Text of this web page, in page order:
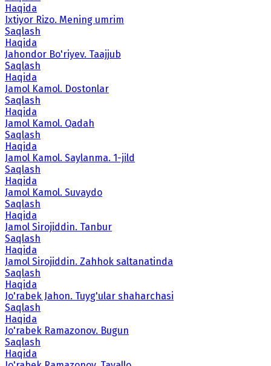
Haqida
Ixtiyor Rizo. Mening umrim
Saqlash
Haqida
Jahondor Bo'riyev. Taajjub
Saqlash
Haqida
Jamol Kamol. Dostonlar
Saqlash
Haqida
Jamol Kamol. Qadah
Saqlash
Haqida
Jamol Kamol. Saylanma. 1-jild
Saqlash
Haqida
Jamol Kamol. Suvaydo
Saqlash
Haqida
Jamol Sirojiddin. Tanbur
Saqlash
Haqida
Jamol Sirojiddin. Zahhok saltanatinda
Saqlash
Haqida
Jo'rabek Jahon. Tuyg'ular shaharchasi
Saqlash
Haqida
Jo'rabek Ramazonov. Bugun
Saqlash
Haqida